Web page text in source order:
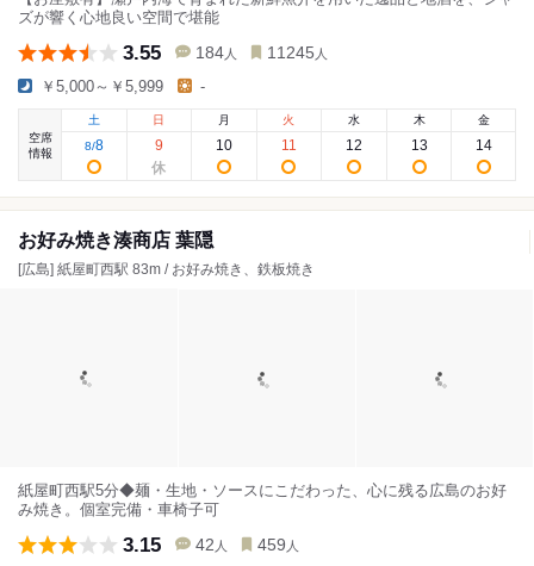
ズが響く心地良い空間で堪能
3.55 184 人 11245 人
￥5,000～￥5,999 -
空席
情報
土
8/8
日
9
月
10
火
11
水
12
木
13
金
14
お好み焼き湊商店 葉隠
[広島] 紙屋町西駅 83m / お好み焼き、鉄板焼き
紙屋町西駅5分◆麺・生地・ソースにこだわった、心に残る広島のお好
み焼き。個室完備・車椅子可
3.15 42 人 459 人